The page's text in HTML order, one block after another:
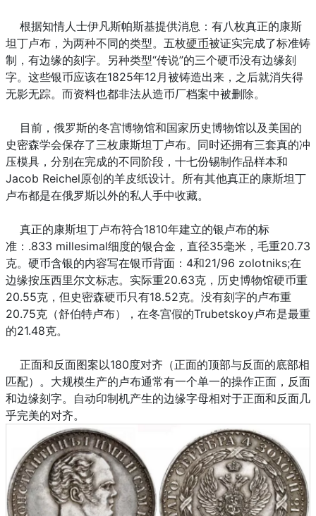
根据知情人士伊凡斯帕斯基提供消息：有八枚真正的康斯
坦丁卢布，为两种不同的类型。五枚硬币被证实完成了标准铸
制，有边缘的刻字。另种类型“传说”的三个硬币没有边缘刻
字。这些银币应该在1825年12月被铸造出来，之后就消失得
无影无踪。而资料也都非法从造币厂档案中被删除。
目前，俄罗斯的冬宫博物馆和国家历史博物馆以及美国的
史密森学会保存了三枚康斯坦丁卢布。同时还拥有三套真的冲
压模具，分别在完成的不同阶段，十七份锡制作品样本和
Jacob Reichel原创的羊皮纸设计。所有其他真正的康斯坦丁
卢布都是在俄罗斯以外的私人手中收藏。
真正的康斯坦丁卢布符合1810年建立的银卢布的标
准：.833 millesimal细度的银合金，直径35毫米，毛重20.73
克。硬币含银的内容写在银币背面：4和21/96 zolotniks;在
边缘按压西里尔文标志。实际重20.63克，历史博物馆硬币重
20.55克，但史密森硬币只有18.52克。没有刻字的卢布重
20.75克（舒伯特卢布），在冬宫假的Trubetskoy卢布是最重
的21.48克。
正面和反面图案以180度对齐（正面的顶部与反面的底部相
匹配）。大规模生产的卢布通常有一个单一的操作正面，反面
和边缘刻字。自动印制机产生的边缘字母相对于正面和反面几
乎完美的对齐。